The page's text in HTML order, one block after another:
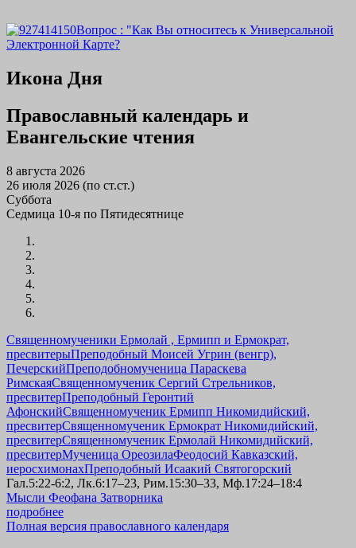
Вопрос : "Как Вы относитесь к Универсальной
Электронной Карте?
Икона Дня
Православный календарь и
Евангельские чтения
8 августа 2026
26 июля 2026 (по ст.ст.)
Суббота
Седмица 10-я по Пятидесятнице
Священномученики Ермолай , Ермипп и Ермократ,
пресвитерыПреподобный Моисей Угрин (венгр),
ПечерскийПреподобномученица Параскева
РимскаяСвященномученик Сергий Стрельников,
пресвитерПреподобный Геронтий
АфонскийСвященномученик Ермипп Никомидийский,
пресвитерСвященномученик Ермократ Никомидийский,
пресвитерСвященномученик Ермолай Никомидийский,
пресвитерМученица ОреозилаФеодосий Кавказский,
иеросхимонахПреподобный Исаакий Святогорский
Гал.5:22-6:2, Лк.6:17–23, Рим.15:30–33, Мф.17:24–18:4
Мысли Феофана Затворника
подробнее
Полная версия православного календаря